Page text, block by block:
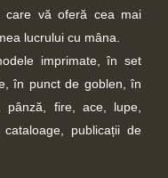
care vă oferă cea mai
lucrului cu mâna.
imprimate, în set
în punct de goblen, în
pânză, fire, ace, lupe,
publicații de